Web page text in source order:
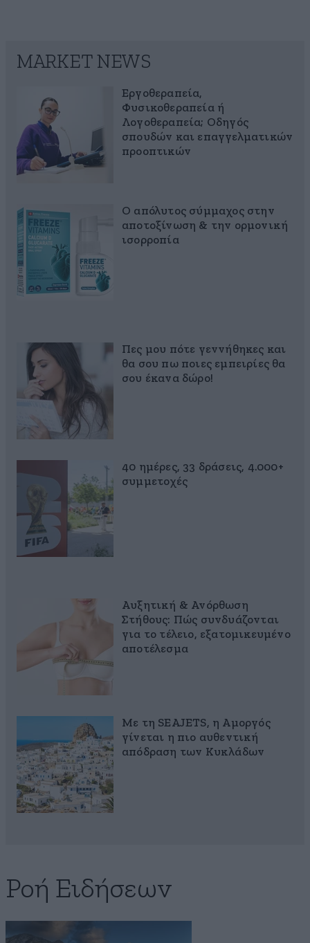
MARKET NEWS
Εργοθεραπεία,
Φυσικοθεραπεία ή
Λογοθεραπεία; Οδηγός
σπουδών και επαγγελματικών
προοπτικών
Ο απόλυτος σύμμαχος στην
αποτοξίνωση & την ορμονική
ισορροπία
Πες μου πότε γεννήθηκες και
θα σου πω ποιες εμπειρίες θα
σου έκανα δώρο!
40 ημέρες, 33 δράσεις, 4.000+
συμμετοχές
Αυξητική & Ανόρθωση
Στήθους: Πώς συνδυάζονται
για το τέλειο, εξατομικευμένο
αποτέλεσμα
Με τη SEAJETS, η Αμοργός
γίνεται η πιο αυθεντική
απόδραση των Κυκλάδων
Ροή Ειδήσεων